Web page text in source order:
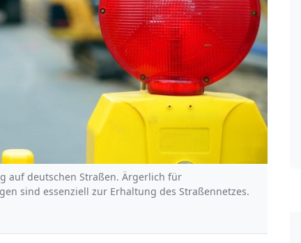
auf deutschen Straßen. Ärgerlich für
sind essenziell zur Erhaltung des Straßennetzes.